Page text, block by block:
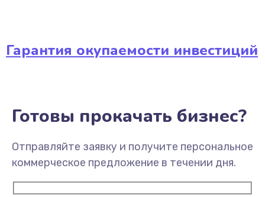
Гарантия окупаемости инвестиций
Готовы прокачать бизнес?
Отправляйте заявку и получите персональное
коммерческое предложение в течении дня.